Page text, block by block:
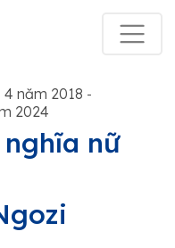
năm 2018 -
2024
nữ